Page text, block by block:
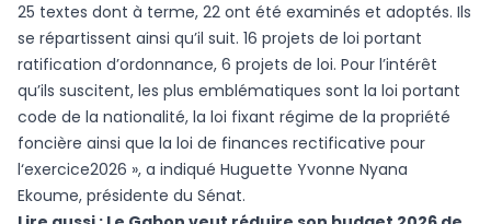
25 textes dont à terme, 22 ont été examinés et adoptés. Ils
se répartissent ainsi qu’il suit. 16 projets de loi portant
ratification d’ordonnance, 6 projets de loi. Pour l’intérêt
qu’ils suscitent, les plus emblématiques sont la loi portant
code de la nationalité, la loi fixant régime de la propriété
foncière ainsi que la loi de finances rectificative pour
l‘exercice2026 », a indiqué Huguette Yvonne Nyana
Ekoume, présidente du Sénat.